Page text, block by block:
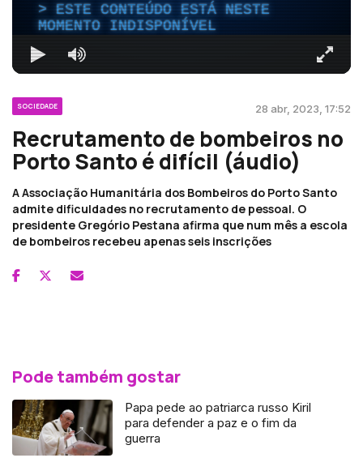
ESTE CONTEÚDO ESTÁ NESTE
MOMENTO INDISPONÍVEL
SOCIEDADE 28 abr, 2023, 17:52
Recrutamento de bombeiros no
Porto Santo é difícil (áudio)
A Associação Humanitária dos Bombeiros do Porto Santo
admite dificuldades no recrutamento de pessoal. O
presidente Gregório Pestana afirma que num mês a escola
de bombeiros recebeu apenas seis inscrições
Pode também gostar
Papa pede ao patriarca russo Kiril
para defender a paz e o fim da
guerra